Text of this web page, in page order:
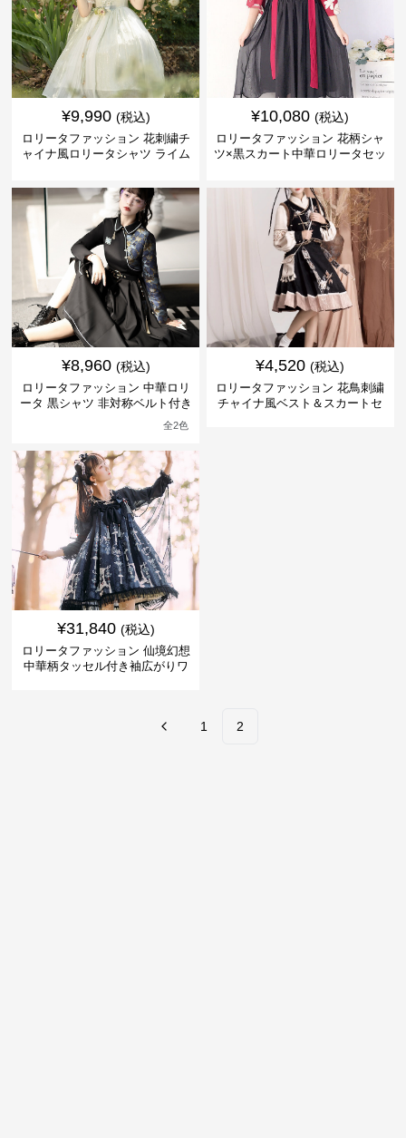
¥9,990 (税込)
ロリータファッション 花刺繍チ
ャイナ風ロリータシャツ ライム
¥10,080 (税込)
ロリータファッション 花柄シャ
ツ×黒スカート中華ロリータセッ
¥8,960 (税込)
ロリータファッション 中華ロリ
ータ 黒シャツ 非対称ベルト付き
全2色
¥4,520 (税込)
ロリータファッション 花鳥刺繍
チャイナ風ベスト＆スカートセ
¥31,840 (税込)
ロリータファッション 仙境幻想
中華柄タッセル付き袖広がりワ
1 2